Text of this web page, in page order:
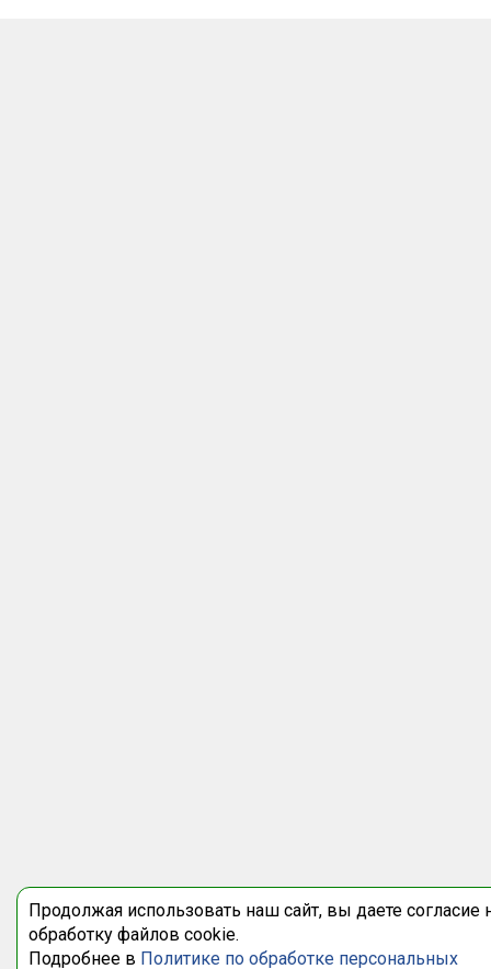
Продолжая использовать наш сайт, вы даете согласие
обработку файлов cookie.
Подробнее в Политике по обработке персональных